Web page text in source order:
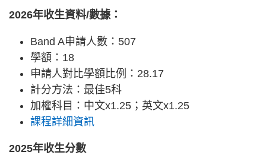
2026年收生資料/數據：
Band A申請人數：507
學額：18
申請人對比學額比例：28.17
計分方法：最佳5科
加權科目：中文x1.25；英文x1.25
課程詳細資訊
2025年收生分數